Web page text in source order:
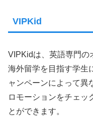
VIPKid
VIPKidは、英語専門の
海外留学を目指す学生
ャンペーンによって異
ロモーションをチェッ
とができます。